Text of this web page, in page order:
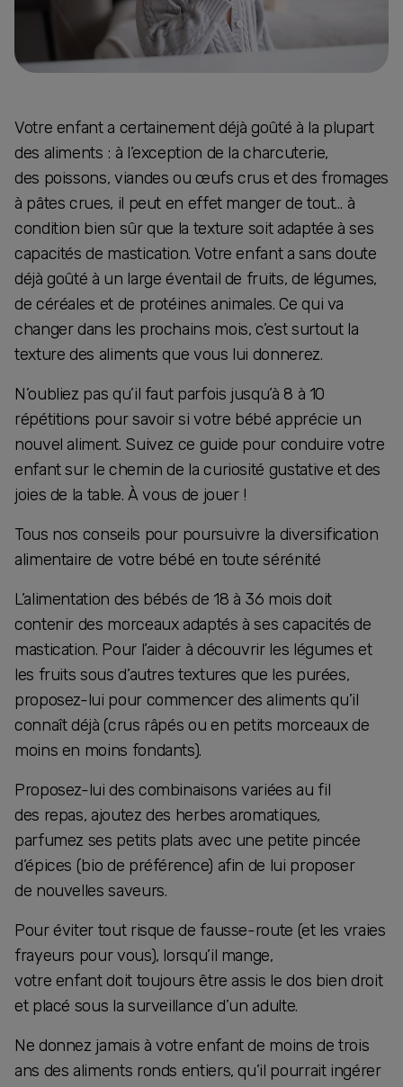
Votre enfant a certainement déjà goûté à la plupart
des aliments : à l’exception de la charcuterie,
des poissons, viandes ou œufs crus et des fromages
à pâtes crues, il peut en effet manger de tout… à
condition bien sûr que la texture soit adaptée à ses
capacités de mastication. Votre enfant a sans doute
déjà goûté à un large éventail de fruits, de légumes,
de céréales et de protéines animales. Ce qui va
changer dans les prochains mois, c’est surtout la
texture des aliments que vous lui donnerez.
N’oubliez pas qu’il faut parfois jusqu’à 8 à 10
répétitions pour savoir si votre bébé apprécie un
nouvel aliment. Suivez ce guide pour conduire votre
enfant sur le chemin de la curiosité gustative et des
joies de la table. À vous de jouer !
Tous nos conseils pour poursuivre la diversification
alimentaire de votre bébé en toute sérénité
L’alimentation des bébés de 18 à 36 mois doit
contenir des morceaux adaptés à ses capacités de
mastication. Pour l’aider à découvrir les légumes et
les fruits sous d’autres textures que les purées,
proposez-lui pour commencer des aliments qu’il
connaît déjà (crus râpés ou en petits morceaux de
moins en moins fondants).
Proposez-lui des combinaisons variées au fil
des repas, ajoutez des herbes aromatiques,
parfumez ses petits plats avec une petite pincée
d’épices (bio de préférence) afin de lui proposer
de nouvelles saveurs.
Pour éviter tout risque de fausse-route (et les vraies
frayeurs pour vous), lorsqu’il mange,
votre enfant doit toujours être assis le dos bien droit
et placé sous la surveillance d’un adulte.
Ne donnez jamais à votre enfant de moins de trois
ans des aliments ronds entiers, qu’il pourrait ingérer